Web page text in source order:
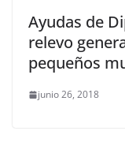
Ayudas de
relevo
pequeños
junio 26, 2018